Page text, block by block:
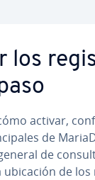
los
activar,
de
de
de